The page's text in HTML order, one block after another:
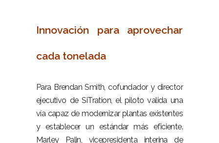
Innovación para aprovechar
cada tonelada
Para Brendan Smith, cofundador y director
ejecutivo de SiTration, el piloto valida una
vía capaz de modernizar plantas existentes
y establecer un estándar más eficiente.
Marley Palin, vicepresidenta interina de